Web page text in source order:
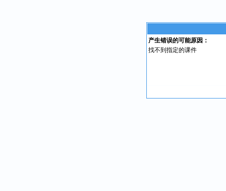
产生错误的可能原因：
找不到指定的课件